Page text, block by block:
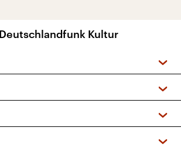
Kultur
und Podcasts
Kinderprogramm
(UKW + DAB+)